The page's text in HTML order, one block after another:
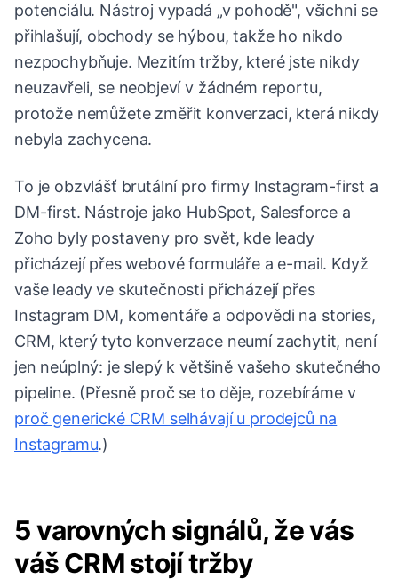
potenciálu. Nástroj vypadá „v pohodě", všichni se
přihlašují, obchody se hýbou, takže ho nikdo
nezpochybňuje. Mezitím tržby, které jste nikdy
neuzavřeli, se neobjeví v žádném reportu,
protože nemůžete změřit konverzaci, která nikdy
nebyla zachycena.
To je obzvlášť brutální pro firmy Instagram-first a
DM-first. Nástroje jako HubSpot, Salesforce a
Zoho byly postaveny pro svět, kde leady
přicházejí přes webové formuláře a e-mail. Když
vaše leady ve skutečnosti přicházejí přes
Instagram DM, komentáře a odpovědi na stories,
CRM, který tyto konverzace neumí zachytit, není
jen neúplný: je slepý k většině vašeho skutečného
pipeline. (Přesně proč se to děje, rozebíráme v
proč generické CRM selhávají u prodejců na
Instagramu.)
5 varovných signálů, že vás
váš CRM stojí tržby